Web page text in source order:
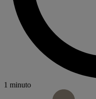
1 minuto